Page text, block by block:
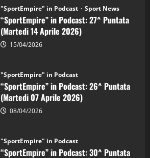
"SportEmpire" in Podcast Sport News
“SportEmpire” in Podcast: 27^ Puntata
(Martedi 14 Aprile 2026)
15/04/2026
"SportEmpire" in Podcast
“SportEmpire” in Podcast: 26^ Puntata
(Martedi 07 Aprile 2026)
08/04/2026
"SportEmpire" in Podcast
“SportEmpire” in Podcast: 30^ Puntata